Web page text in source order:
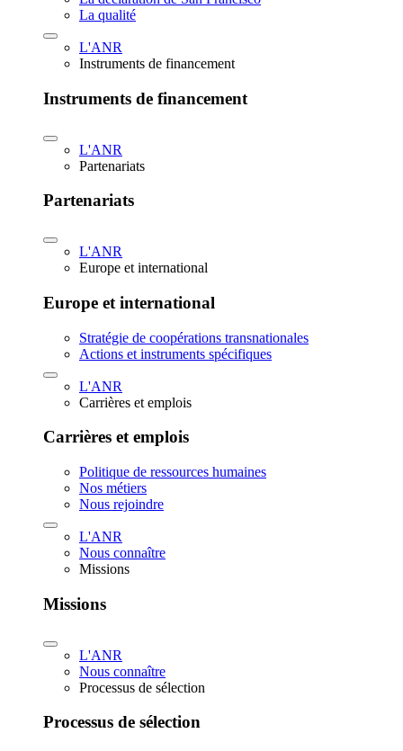
La qualité
L'ANR
Instruments de financement
Instruments de financement
L'ANR
Partenariats
Partenariats
L'ANR
Europe et international
Europe et international
Stratégie de coopérations transnationales
Actions et instruments spécifiques
L'ANR
Carrières et emplois
Carrières et emplois
Politique de ressources humaines
Nos métiers
Nous rejoindre
L'ANR
Nous connaître
Missions
Missions
L'ANR
Nous connaître
Processus de sélection
Processus de sélection